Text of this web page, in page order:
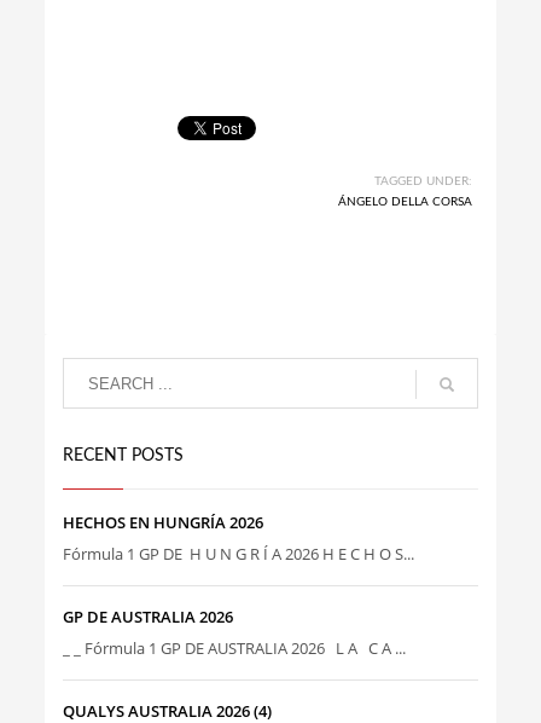
TAGGED UNDER:
ÁNGELO DELLA CORSA
RECENT POSTS
HECHOS EN HUNGRÍA 2026
Fórmula 1 GP DE H U N G R Í A 2026 H E C H O S...
GP DE AUSTRALIA 2026
_ _ Fórmula 1 GP DE AUSTRALIA 2026 L A C A ...
QUALYS AUSTRALIA 2026 (4)